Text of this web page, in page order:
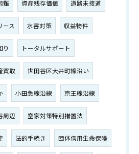
難 資産残存価値 道路未接道
ース 水害対策 収益物件
り トータルサポート
買取 世田谷区大井町線沿い
小田急線沿線 京王線沿線
周辺 空家対策特別措置法
法的手続き 団体信用生命保険